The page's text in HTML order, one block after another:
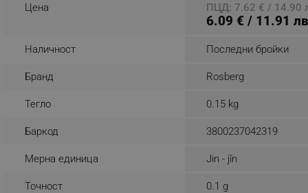
Цена ПЦД: 7.62 € / 14.90
6.09 € / 11.91
Наличност Последни бройки
Бранд Rosberg
Тегло 0.15 kg
Баркод 3800237042319
Мерна единица Jin - jīn
Точност 0.1 g
_sgf_npq
_sgf_clicked_banners
_sgf_rq
rlv_h_fbp